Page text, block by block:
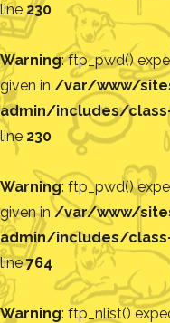
line 230
Warning: ftp_pwd()
given in /var/www/
admin/includes/
line 230
Warning: ftp_pwd()
given in/var/www/
admin/includes/
line764
Warning: ftp_nlist()